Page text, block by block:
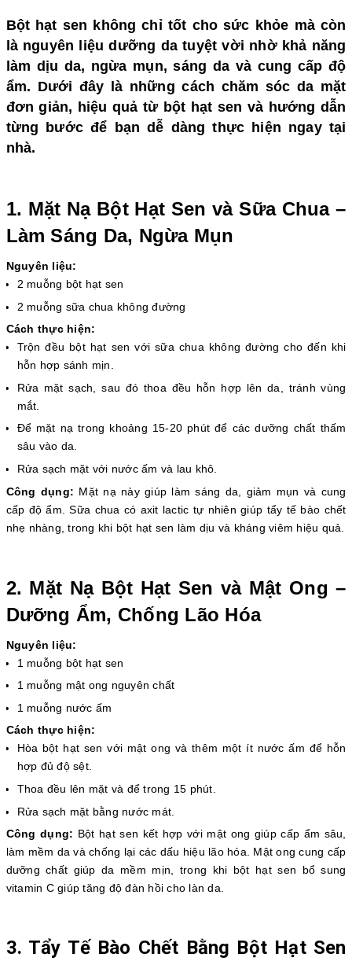
Bột hạt sen không chỉ tốt cho sức khỏe mà còn
là nguyên liệu dưỡng da tuyệt vời nhờ khả năng
làm dịu da, ngừa mụn, sáng da và cung cấp độ
ẩm. Dưới đây là những cách chăm sóc da mặt
đơn giản, hiệu quả từ bột hạt sen và hướng dẫn
từng bước để bạn dễ dàng thực hiện ngay tại
nhà.
1. Mặt Nạ Bột Hạt Sen và Sữa Chua –
Làm Sáng Da, Ngừa Mụn
Nguyên liệu:
2 muỗng bột hạt sen
2 muỗng sữa chua không đường
Cách thực hiện:
Trộn đều bột hạt sen với sữa chua không đường cho đến khi
hỗn hợp sánh mịn.
Rửa mặt sạch, sau đó thoa đều hỗn hợp lên da, tránh vùng
mắt.
Để mặt nạ trong khoảng 15-20 phút để các dưỡng chất thấm
sâu vào da.
Rửa sạch mặt với nước ấm và lau khô.
Công dụng: Mặt nạ này giúp làm sáng da, giảm mụn và cung
cấp độ ẩm. Sữa chua có axit lactic tự nhiên giúp tẩy tế bào chết
nhẹ nhàng, trong khi bột hạt sen làm dịu và kháng viêm hiệu quả.
2. Mặt Nạ Bột Hạt Sen và Mật Ong –
Dưỡng Ẩm, Chống Lão Hóa
Nguyên liệu:
1 muỗng bột hạt sen
1 muỗng mật ong nguyên chất
1 muỗng nước ấm
Cách thực hiện:
Hòa bột hạt sen với mật ong và thêm một ít nước ấm để hỗn
hợp đủ độ sệt.
Thoa đều lên mặt và để trong 15 phút.
Rửa sạch mặt bằng nước mát.
Công dụng: Bột hạt sen kết hợp với mật ong giúp cấp ẩm sâu,
làm mềm da và chống lại các dấu hiệu lão hóa. Mật ong cung cấp
dưỡng chất giúp da mềm mịn, trong khi bột hạt sen bổ sung
vitamin C giúp tăng độ đàn hồi cho làn da.
3. Tẩy Tế Bào Chết Bằng Bột Hạt Sen